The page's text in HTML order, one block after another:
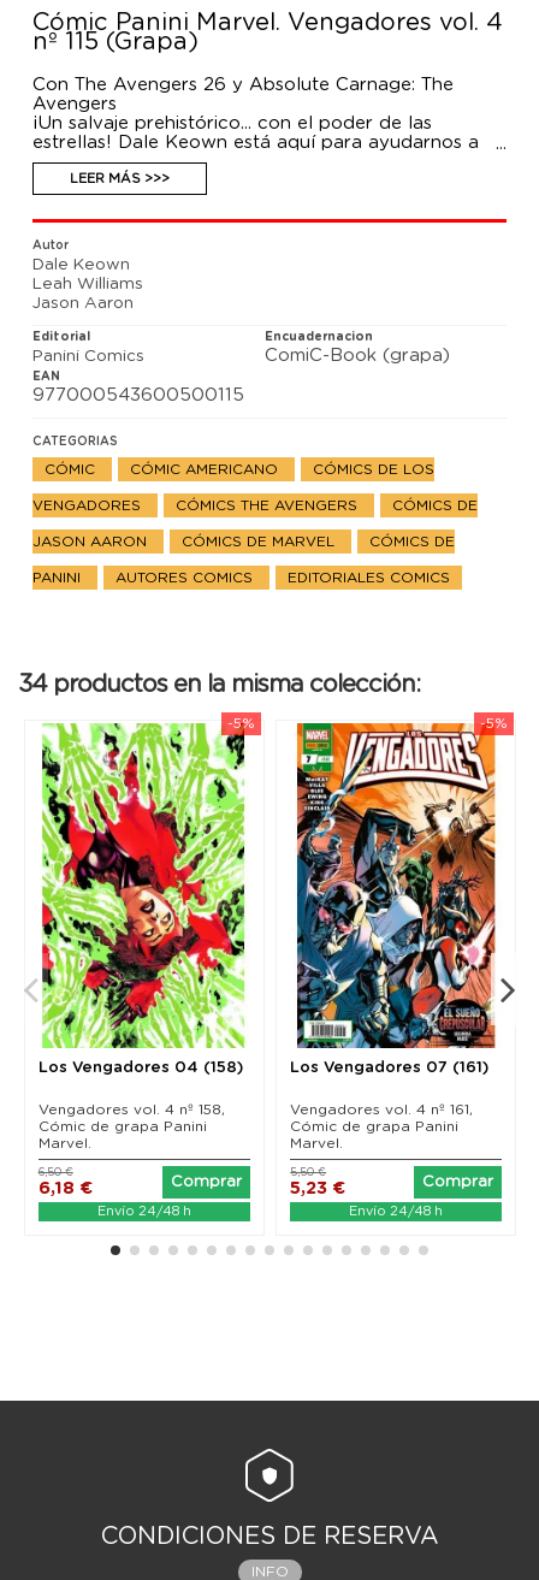
Cómic Panini Marvel. Vengadores vol. 4
nº 115 (Grapa)
Con The Avengers 26 y Absolute Carnage: The
Avengers
¡Un salvaje prehistórico... con el poder de las
estrellas! Dale Keown está aquí para ayudarnos a
desvelar el origen secreto y salvaje del hombre de
las cavernas más brutal que ha existido nunca. Y, a
continuación, esta vez sí, el cruce con Matanza
Absoluta.
LEER MÁS >>>
Autor
Dale Keown
Leah Williams
Jason Aaron
Editorial
Panini Comics
Encuadernacion
ComiC-Book (grapa)
EAN
977000543600500115
CATEGORIAS
CÓMIC CÓMIC AMERICANO CÓMICS DE LOS
VENGADORES CÓMICS THE AVENGERS CÓMICS DE
JASON AARON CÓMICS DE MARVEL CÓMICS DE
PANINI AUTORES COMICS EDITORIALES COMICS
34 productos en la misma colección:
-5%
Los Vengadores 04 (158)
Vengadores vol. 4 nº 158,
Cómic de grapa Panini
Marvel.
6,18 €
6,50 €
Comprar
Envío 24/48 h
-5%
Los Vengadores 07 (161)
Vengadores vol. 4 nº 161,
Cómic de grapa Panini
Marvel.
5,23 €
5,50 €
Comprar
Envío 24/48 h
CONDICIONES DE RESERVA
INFO